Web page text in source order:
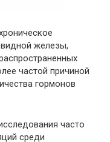
железы,
частой причиной
гормонов
часто
среди